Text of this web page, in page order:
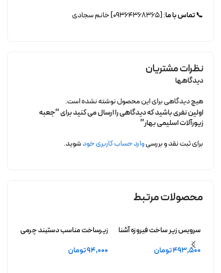
📞تماس با ما: [09364368365] خانم سجادی
نظرات مشتریان
دیدگاهها
هیچ دیدگاهی برای این محصول نوشته نشده است.
اولین نفری باشید که دیدگاهی را ارسال می کنید برای “جعبه
زیورآلات اسلیمی بهار”
برای ثبت نقد و بررسیوارد حساب کاربری خودشوید.
محصولات مرتبط
سرویس زیر ساخت فیروزه آشنا
بدون آبکاری
493,500تومان
زیرساخت مناسب دستبند چرمی
94,000تومان